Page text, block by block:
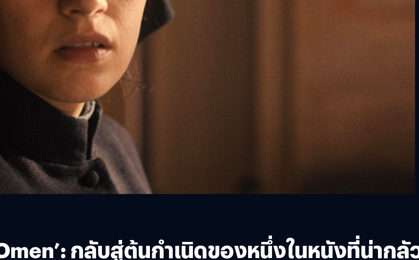
กลับสู่ต้นกำเนิดของหนึ่งในหนังที่น่ากลั